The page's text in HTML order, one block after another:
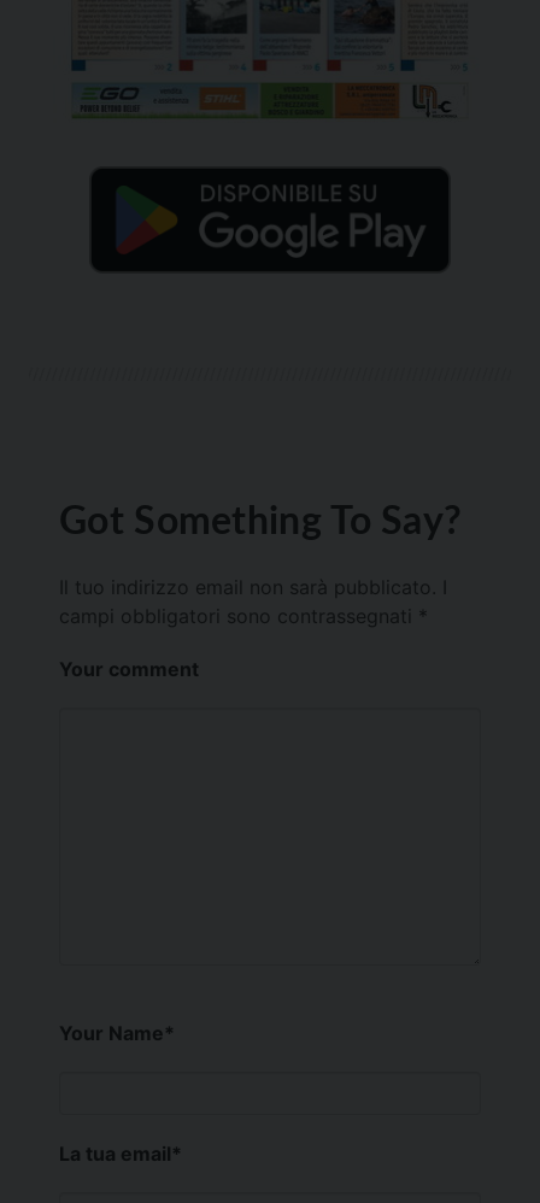
Got Something To Say?
Il tuo indirizzo email non sarà pubblicato.
campi obbligatori sono contrassegnati *
Your comment
Your Name*
La tua email*